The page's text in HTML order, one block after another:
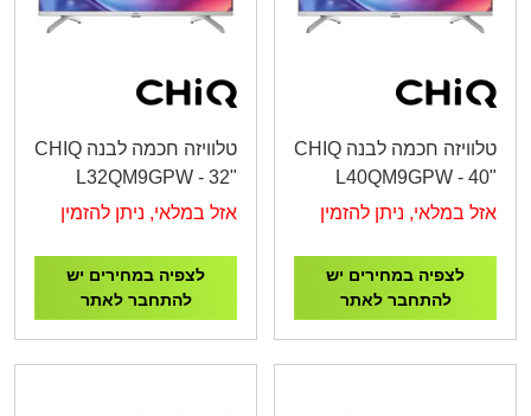
טלוויזה חכמה לבנה CHIQ
L40QM9GPW - 40"
QLED FHD Google TV
אזל במלאי, ניתן להזמין
לצפיה במחירים יש
להתחבר לאתר
טלוויזה חכמה לבנה CHIQ
L32QM9GPW - 32"
QLED FHD Google TV
אזל במלאי, ניתן להזמין
לצפיה במחירים יש
להתחבר לאתר